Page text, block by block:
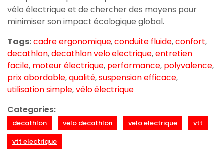
vélo électrique et de chercher des moyens pour
minimiser son impact écologique global.
Tags:cadre ergonomique,conduite fluide,confort,
decathlon,decathlon velo electrique,entretien
facile, moteur électrique, performance, polyvalence,
prix abordable,qualité,suspension efficace,
utilisation simple,vélo électrique
Categories:
decathlon velo decathlon velo electrique
vtt
vtt electrique